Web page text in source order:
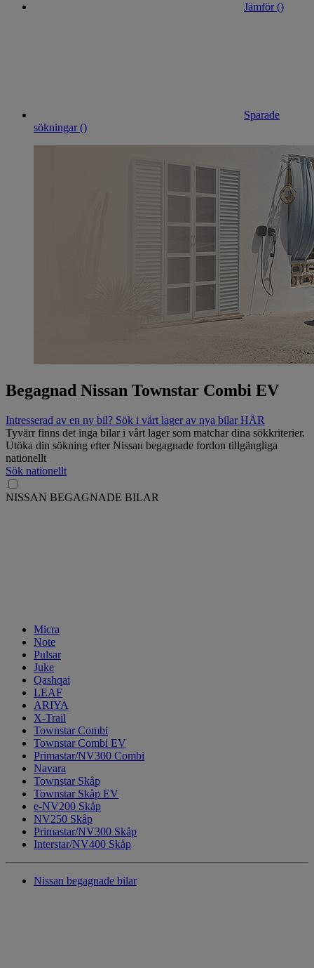
Jämför ()
Sparade
sökningar ()
Begagnad Nissan Townstar Combi EV
Intresserad av en ny bil? Sök i vårt lager av nya bilar HÄR
Tyvärr finns det inga bilar i vårt lager som matchar dina sökkriterier.
Utöka din sökning efter Nissan begagnade fordon tillgängliga
nationellt
Sök nationellt
NISSAN BEGAGNADE BILAR
Micra
Note
Pulsar
Juke
Qashqai
LEAF
ARIYA
X-Trail
Townstar Combi
Townstar Combi EV
Primastar/NV300 Combi
Navara
Townstar Skåp
Townstar Skåp EV
e-NV200 Skåp
NV250 Skåp
Primastar/NV300 Skåp
Interstar/NV400 Skåp
Nissan begagnade bilar